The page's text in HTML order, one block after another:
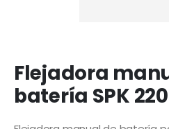
Flejadora
batería SPK 220